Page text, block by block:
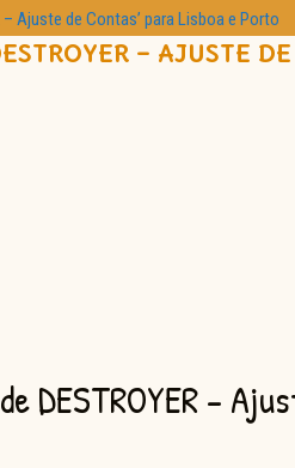
Ajuste de Contas’ para Lisboa e Porto
– AJUSTE